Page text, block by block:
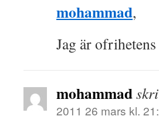
mohammad,
Jag är
mohammad
2011 26 mars kl.